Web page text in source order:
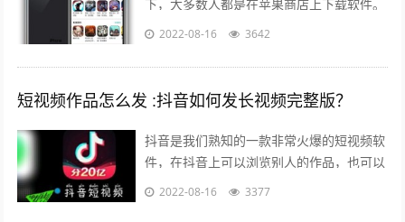
下，大多数人都是在苹果商店上下载软件。
但是还有其他的方法可以让你的手机中安装
2022-08-16 3642
短视频作品怎么发 :抖音如何发长视频完整版？
抖音是我们熟知的一款非常火爆的短视频软
件，在抖音上可以浏览别人的作品，也可以
发布自己的作品，那么自己发布作品的时候
2022-08-16 3377